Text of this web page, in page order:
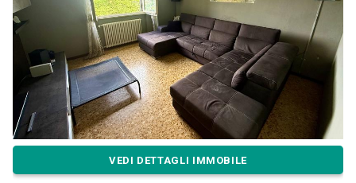
VEDI DETTAGLI IMMOBILE